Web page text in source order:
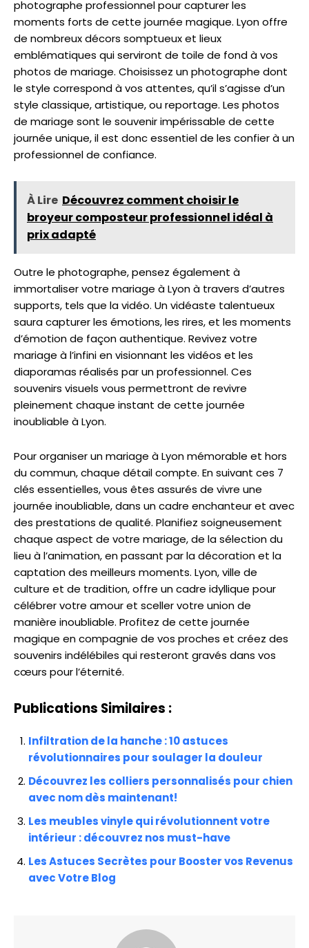
photographe professionnel pour capturer les
moments forts de cette journée magique. Lyon offre
de nombreux décors somptueux et lieux
emblématiques qui serviront de toile de fond à vos
photos de mariage. Choisissez un photographe dont
le style correspond à vos attentes, qu’il s’agisse d’un
style classique, artistique, ou reportage. Les photos
de mariage sont le souvenir impérissable de cette
journée unique, il est donc essentiel de les confier à un
professionnel de confiance.
À Lire Découvrez comment choisir le
broyeur composteur professionnel idéal à
prix adapté
Outre le photographe, pensez également à
immortaliser votre mariage à Lyon à travers d’autres
supports, tels que la vidéo. Un vidéaste talentueux
saura capturer les émotions, les rires, et les moments
d’émotion de façon authentique. Revivez votre
mariage à l’infini en visionnant les vidéos et les
diaporamas réalisés par un professionnel. Ces
souvenirs visuels vous permettront de revivre
pleinement chaque instant de cette journée
inoubliable à Lyon.
Pour organiser un mariage à Lyon mémorable et hors
du commun, chaque détail compte. En suivant ces 7
clés essentielles, vous êtes assurés de vivre une
journée inoubliable, dans un cadre enchanteur et avec
des prestations de qualité. Planifiez soigneusement
chaque aspect de votre mariage, de la sélection du
lieu à l’animation, en passant par la décoration et la
captation des meilleurs moments. Lyon, ville de
culture et de tradition, offre un cadre idyllique pour
célébrer votre amour et sceller votre union de
manière inoubliable. Profitez de cette journée
magique en compagnie de vos proches et créez des
souvenirs indélébiles qui resteront gravés dans vos
cœurs pour l’éternité.
Publications Similaires :
Infiltration de la hanche : 10 astuces
révolutionnaires pour soulager la douleur
Découvrez les colliers personnalisés pour chien
avec nom dès maintenant!
Les meubles vinyle qui révolutionnent votre
intérieur : découvrez nos must-have
Les Astuces Secrètes pour Booster vos Revenus
avec Votre Blog